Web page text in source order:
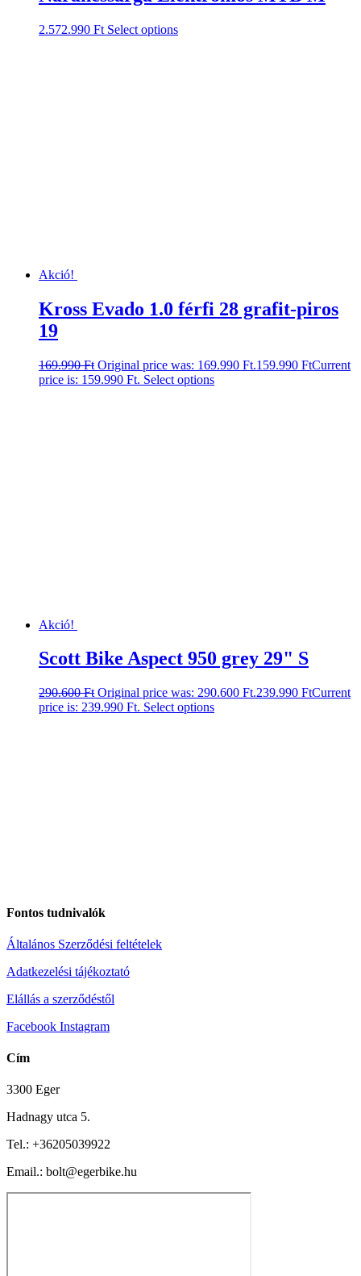
2.572.990 Ft Select options
Akció!
Kross Evado 1.0 férfi 28 grafit-piros
19
169.990Ft Original price was: 169.990 Ft.159.990 FtCurrent
price is: 159.990 Ft. Select options
Akció!
Scott Bike Aspect 950 grey 29" S
290.600Ft Original price was: 290.600 Ft.239.990 FtCurrent
price is: 239.990 Ft. Select options
Fontos tudnivalók
Általános Szerződési feltételek
Adatkezelési tájékoztató
Elállás a szerződéstől
Facebook Instagram
Cím
3300 Eger
Hadnagy utca 5.
Tel.: +36205039922
Email.: bolt@egerbike.hu